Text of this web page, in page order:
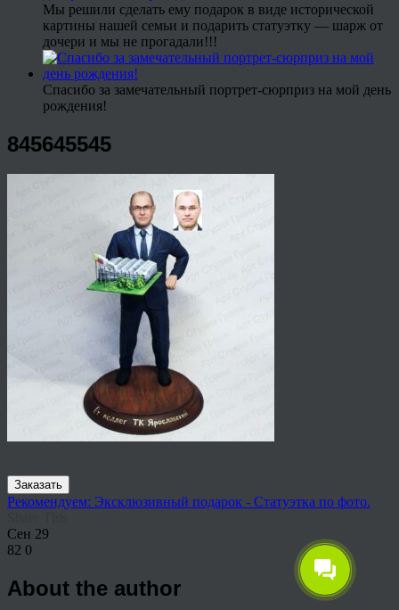
Мы решили сделать ему подарок в виде исторической
картины нашей семьи и подарить статуэтку — шарж от
дочери и мы не прогадали!!!
Спасибо за замечательный портрет-сюрприз на мой день
рождения!
845645545
Заказать
Рекомендуем: Эксклюзивный подарок - Статуэтка по фото.
Сен 29
82 0
About the author